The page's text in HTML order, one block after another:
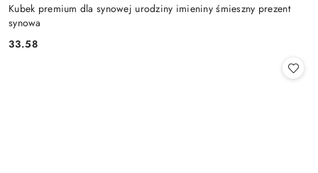
Kubek premium dla synowej urodziny imieniny śmieszny prezent
synowa
Cena:
33.58